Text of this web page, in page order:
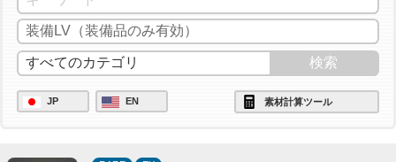
JP EN 素材計算ツール